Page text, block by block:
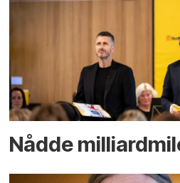
Nådde